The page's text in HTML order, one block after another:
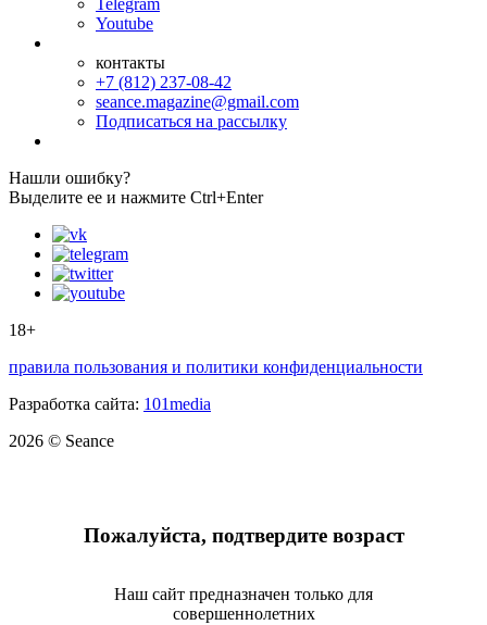
Youtube
контакты
+7 (812) 237-08-42
seance.magazine@gmail.com
Подписаться на рассылку
Нашли ошибку?
Выделите ее и нажмите Ctrl+Enter
18+
правила пользования и политики конфиденциальности
Разработка сайта: 101media
2026 © Seance
Пожалуйста, подтвердите возраст
Наш сайт предназначен только для
совершеннолетних